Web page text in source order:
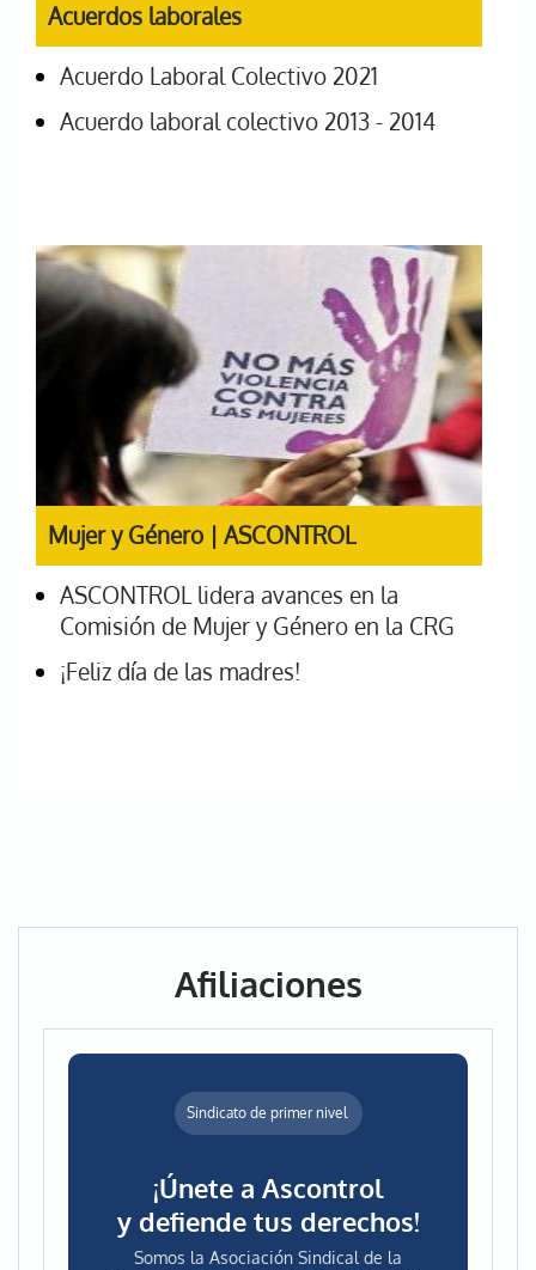
Acuerdos laborales
Acuerdo Laboral Colectivo 2021
Acuerdo laboral colectivo 2013 - 2014
Mujer y Género | ASCONTROL
ASCONTROL lidera avances en la
Comisión de Mujer y Género en la CRG
¡Feliz día de las madres!
Afiliaciones
Sindicato de primer nivel
¡Únete a Ascontrol
y defiende tus derechos!
Somos la Asociación Sindical de la